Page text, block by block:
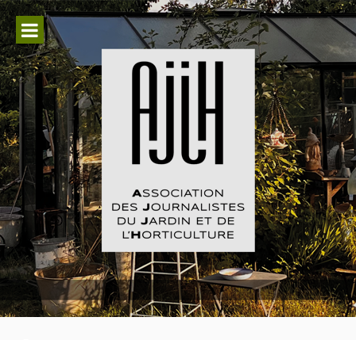
Aller
au
contenu
Association des Journalistes du
Jardin et de l'Horticulture